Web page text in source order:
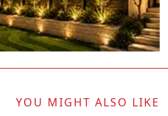
YOU MIGHT ALSO LIKE